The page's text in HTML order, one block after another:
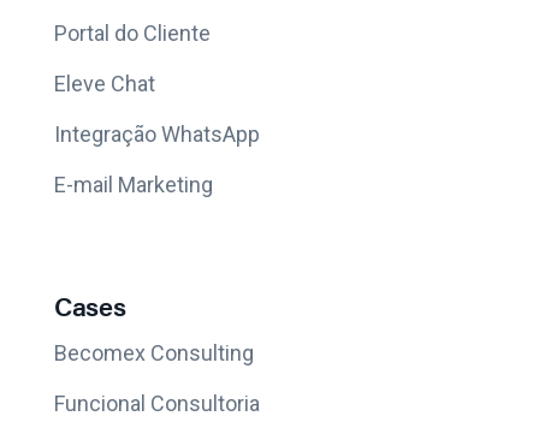
Portal do Cliente
Eleve Chat
Integração WhatsApp
E-mail Marketing
Cases
Becomex Consulting
Funcional Consultoria